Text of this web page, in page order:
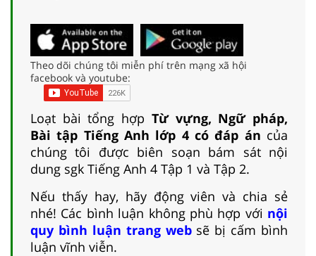
Theo dõi chúng tôi miễn phí trên mạng xã hội
facebook và youtube:
Loạt bài tổng hợp Từ vựng, Ngữ pháp,
Bài tập Tiếng Anh lớp 4 có đáp án của
chúng tôi được biên soạn bám sát nội
dung sgk Tiếng Anh 4 Tập 1 và Tập 2.
Nếu thấy hay, hãy động viên và chia sẻ
nhé! Các bình luận không phù hợp với nội
quy bình luận trang websẽ bị cấm bình
luận vĩnh viễn.